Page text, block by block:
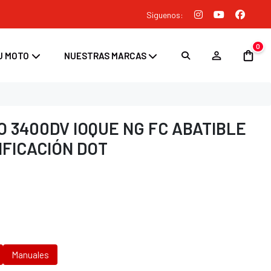
Siguenos:
MOTO NUESTRAS MARCAS
0
3400DV IOQUE NG FC ABATIBLE
DOT
Manuales